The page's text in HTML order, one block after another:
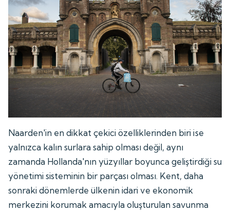
Naarden'in en dikkat çekici özelliklerinden biri ise
yalnızca kalın surlara sahip olması değil, aynı
zamanda Hollanda'nın yüzyıllar boyunca geliştirdiği su
yönetimi sisteminin bir parçası olması. Kent, daha
sonraki dönemlerde ülkenin idari ve ekonomik
merkezini korumak amacıyla oluşturulan savunma